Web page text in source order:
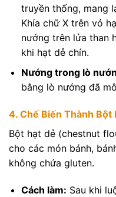
truyền thống, mang
Khía chữ X trên vỏ
nướng trên lửa than
khi hạt dẻ chín.
Nướng trong lò
bằng lò nướng đã
4. Chế Biến Thành Bột
Bột hạt dẻ (chestnut
cho các món bánh,
không chứa gluten.
Cách làm: Sau khi